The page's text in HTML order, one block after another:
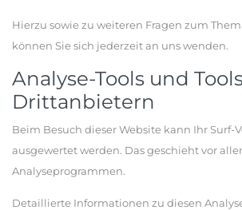
Hierzu sowie zu weiteren Fragen zum
können Sie sich jederzeit an uns wenden.
Analyse-Tools und
Drittanbietern
Beim Besuch dieser Website kann Ihr Surf-
ausgewertet werden. Das geschieht vor
Analyseprogrammen.
Detaillierte Informationen zu diesen